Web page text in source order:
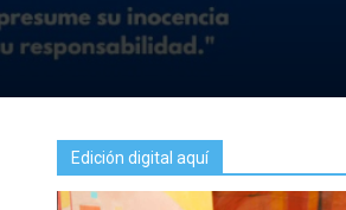
Edición digital aquí